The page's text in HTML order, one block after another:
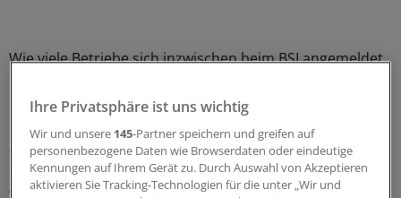
Wie viele Betriebe sich inzwischen beim BSI angemeldet
nicht mitteilen. Eine allgemeine Zahl werde kommenden
Montag veröffentlicht, sektorspezifische Zahlen
„voraussichtlich Ende März“, versicherte ein Sprecher
auf Nachfrage. Kurz vor Torschluss habe das
Anmeldegeschehen „in den letzten Tagen noch einmal
Ihre Privatsphäre ist uns wichtig
Wir und unsere 145-Partner speichern und greifen auf
personenbezogene Daten wie Browserdaten oder eindeutige
Kennungen auf Ihrem Gerät zu. Durch Auswahl von Akzeptieren
aktivieren Sie Tracking-Technologien für die unter „Wir und